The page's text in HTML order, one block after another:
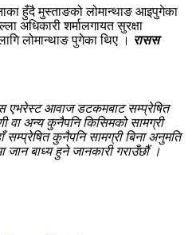
हुँदै मुस्ताङको लोमान्थाङ आइपुगेका
अधिकारी शर्मालगायत सुरक्षा
लोमान्थाङ पुगेका थिए । रासस
एभरेस्ट आवाज डटकमबाट सम्प्रेषित
वा अन्य कुनैपनि किसिमको सामग्री
सम्प्रेषित कुनैपनि सामग्री बिना अनुमति
जान बाध्य हुने जानकारी गराउँछौं ।